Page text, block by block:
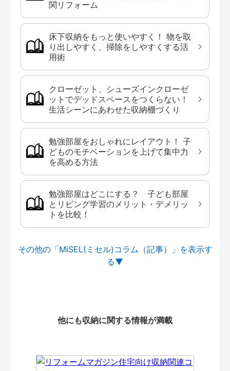
関リフォーム
床下収納をもっと使いやすく！ 物を取
り出しやすく、掃除をしやすくする活
用術
クローゼット、シューズインクローゼ
ットでデッドスペースをつくらない！
生活シーンにあわせた収納棚づくり
勉強部屋をおしゃれにレイアウト！ 子
どものモチベーションを上げて集中力
を高める方法
勉強部屋はどこにする？ 子ども部屋
とリビング学習のメリット・デメリッ
トを比較！
その他の「MiSEL(ミセル)コラム（記事）」を
他にも収納に関する情報が満載